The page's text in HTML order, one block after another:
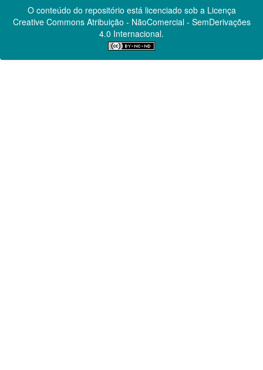
O conteúdo do repositório está licenciado sob a Licença
Creative CommonsAtribuição - NãoComercial - SemDerivações
4.0 Internacional.